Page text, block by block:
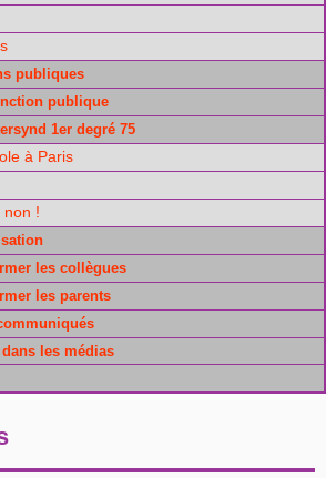
publiques
publique
1er degré 75
à Paris
non !
les collègues
les parents
les médias